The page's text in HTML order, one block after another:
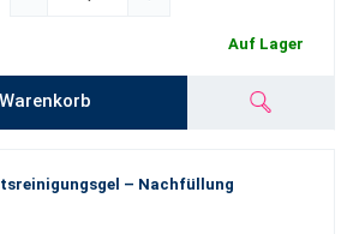
Auf Lager
– Nachfüllung